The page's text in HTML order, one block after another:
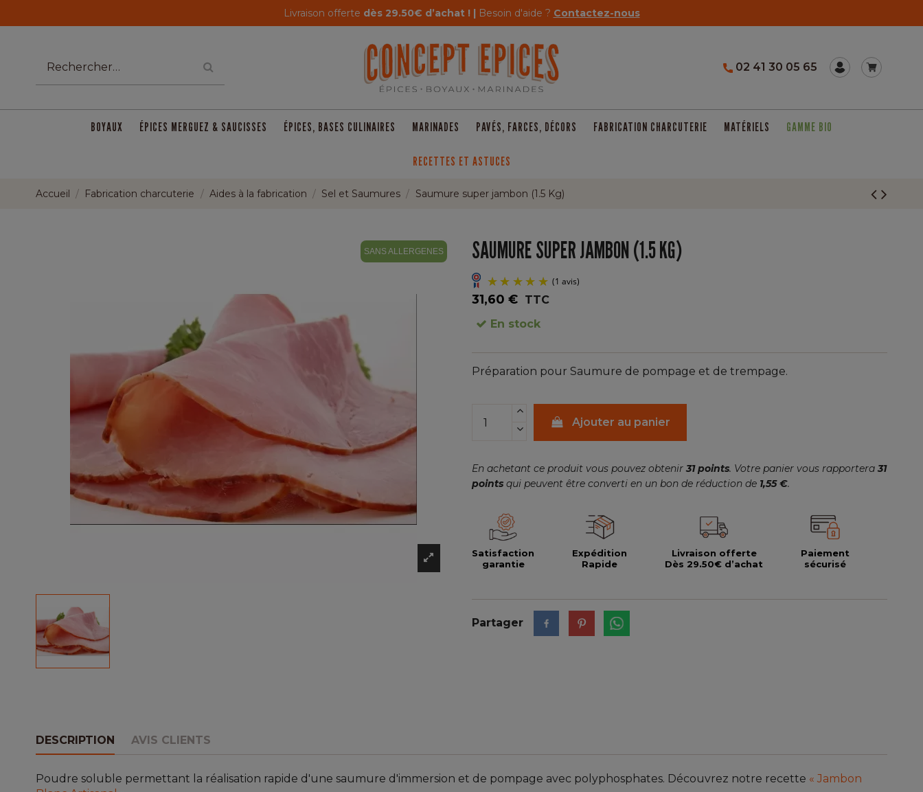
Livraison offerte dès 29.50€ d’achat ! | Besoin d'aide ? Contactez-nous
02 41 30 05 65
BOYAUX ÉPICES MERGUEZ & SAUCISSES ÉPICES, BASES CULINAIRES MARINADES PAVÉS, FARCES, DÉCORS FABRICATION CHARCUTERIE MATÉRIELS GAMME BIO
RECETTES ET ASTUCES
Accueil Fabrication charcuterie Aides à la fabrication Sel et Saumures Saumure super jambon (1.5 Kg)
SANS ALLERGENES SAUMURE SUPER JAMBON (1.5 KG)
31,60 € TTC
En stock
Préparation pour Saumure de pompage et de trempage.
Ajouter au panier
En achetant ce produit vous pouvez obtenir 31 points. Votre panier vous rapportera 31
points qui peuvent être converti en un bon de réduction de 1,55 €.
Satisfaction
garantie
Expédition
Rapide
Livraison offerte
Dès 29.50€ d’achat
Paiement
sécurisé
Partager
DESCRIPTION AVIS CLIENTS
Poudre soluble permettant la réalisation rapide d'une saumure d'immersion et de pompage avec polyphosphates. Découvrez notre recette « Jambon